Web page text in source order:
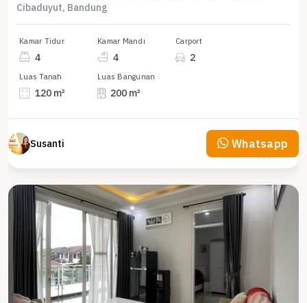
Cibaduyut, Bandung
Kamar Tidur
4
Kamar Mandi
4
Carport
2
Luas Tanah
120 m²
Luas Bangunan
200 m²
Susanti Whatsapp